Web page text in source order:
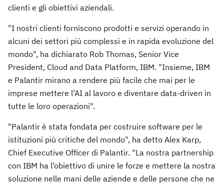
clienti e gli obiettivi aziendali.
"I nostri clienti forniscono prodotti e servizi operando in
alcuni dei settori più complessi e in rapida evoluzione del
mondo", ha dichiarato Rob Thomas, Senior Vice
President, Cloud and Data Platform, IBM. "Insieme, IBM
e Palantir mirano a rendere più facile che mai per le
imprese mettere l’AI al lavoro e diventare data-driven in
tutte le loro operazioni".
"Palantir è stata fondata per costruire software per le
istituzioni più critiche del mondo", ha detto Alex Karp,
Chief Executive Officer di Palantir. "La nostra partnership
con IBM ha l’obiettivo di unire le forze e mettere la nostra
soluzione nelle mani delle aziende e delle persone che ne